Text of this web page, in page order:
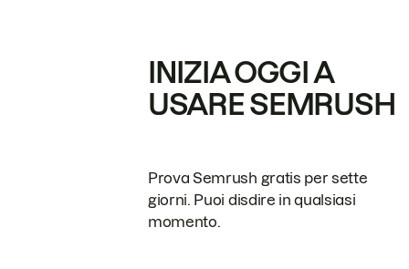
INIZIA OGGI A
USARE SEMRUSH
Prova Semrush gratis per sette
giorni. Puoi disdire in qualsiasi
momento.